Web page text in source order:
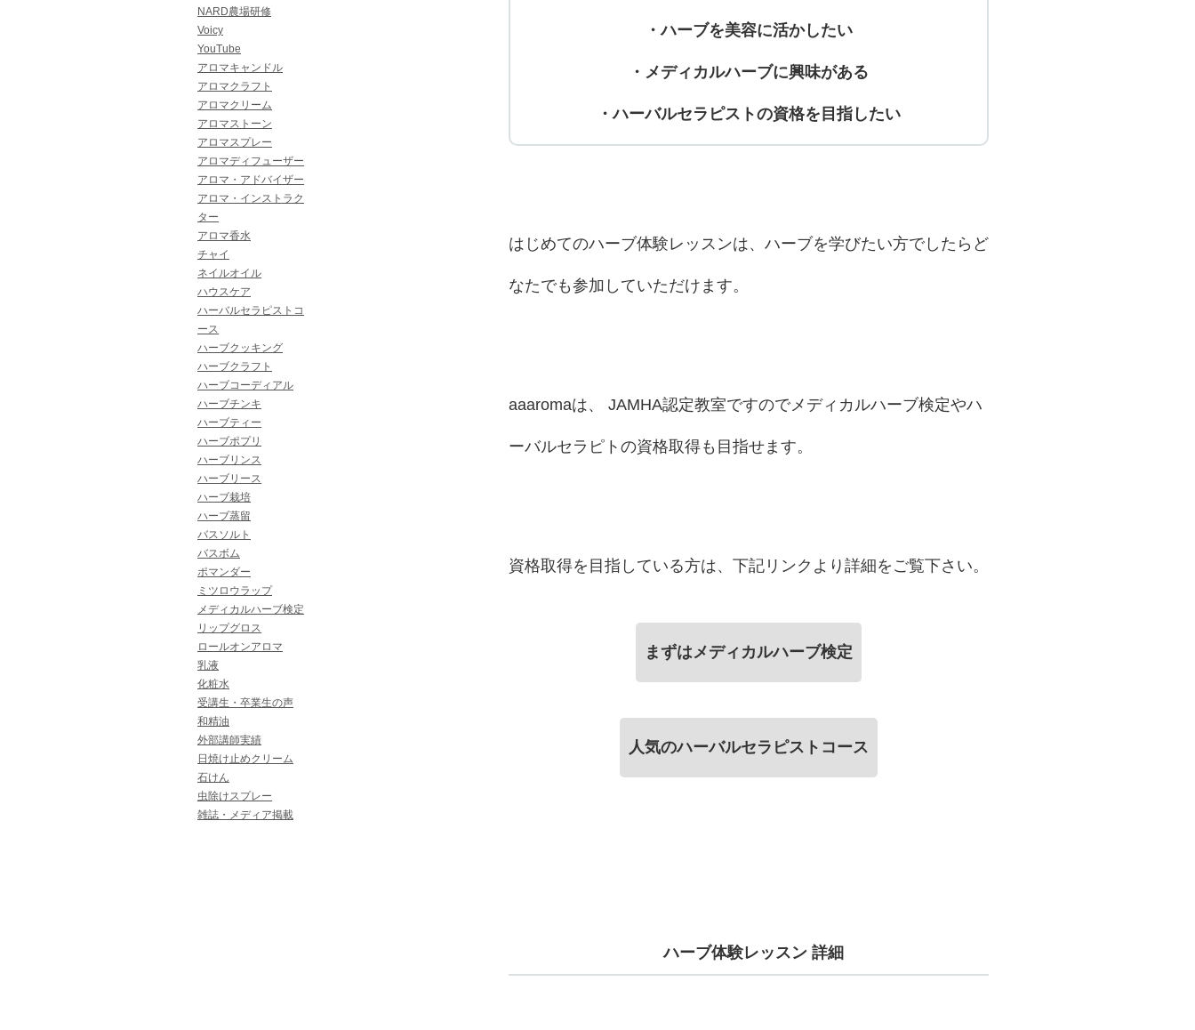
NARD農場研修
Voicy
YouTube
アロマキャンドル
アロマクラフト
アロマクリーム
アロマストーン
アロマスプレー
アロマディフューザー
アロマ・アドバイザー
アロマ・インストラク
ター
アロマ香水
チャイ
ネイルオイル
ハウスケア
ハーバルセラピストコ
ース
ハーブクッキング
ハーブクラフト
ハーブコーディアル
ハーブチンキ
ハーブティー
ハーブポプリ
ハーブリンス
ハーブリース
ハーブ栽培
ハーブ蒸留
バスソルト
バスボム
ポマンダー
ミツロウラップ
メディカルハーブ検定
リップグロス
ロールオンアロマ
乳液
化粧水
受講生・卒業生の声
和精油
外部講師実績
日焼け止めクリーム
石けん
虫除けスプレー
雑誌・メディア掲載
・ハーブを美容に活かしたい
・メディカルハーブに興味がある
・ハーバルセラピストの資格を目指したい
はじめてのハーブ体験レッスンは、ハーブを学びたい方でしたらど
なたでも参加していただけます。
aaaromaは、 JAMHA認定教室ですのでメディカルハーブ検定やハ
ーバルセラピトの資格取得も目指せます。
資格取得を目指している方は、下記リンクより詳細をご覧下さい。
まずはメディカルハーブ検定
人気のハーバルセラピストコース
ハーブ体験レッスン 詳細